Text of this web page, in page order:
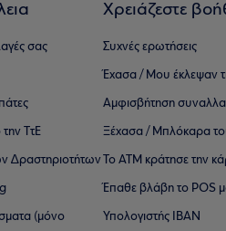
σας
ΤτΕ
∆ραστηριοτήτων
(μόνο
Χρειάζεστε
Συχνές ερωτήσεις
Έχασα / Μου έκλεψαν
Αμφισβήτηση
Ξέχασα / Μπλόκαρα
Το ΑΤΜ κράτησε την
Έπαθε βλάβη το POS
Υπολογιστής IBAN